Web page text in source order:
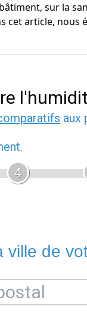
sur la
article, nous
aux
4
ville de